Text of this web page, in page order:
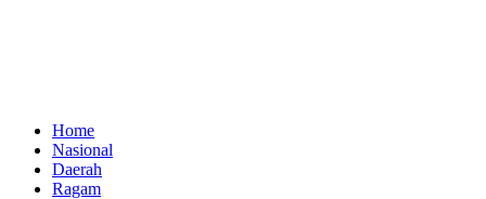
Home
Nasional
Daerah
Ragam